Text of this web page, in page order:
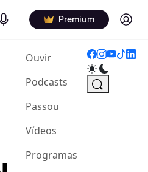
Podcasts Premium Log in
Ouvir(current)
Podcasts
Passou
Vídeos
Programas